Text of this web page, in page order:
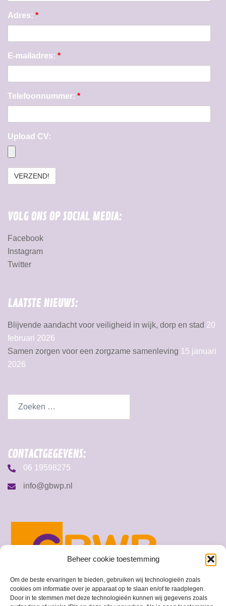
Beheer cookie toestemming
Om de beste ervaringen te bieden, gebruiken wij technologieën zoals
cookies om informatie over je apparaat op te slaan en/of te raadplegen.
Door in te stemmen met deze technologieën kunnen wij gegevens zoals
Adres: *
E-mailadres: *
Telefoonnummer: *
Upload CV:
VOLG ONS OP SOCIAL MEDIA:
Facebook
Instagram
Twitter
LAATSTE NIEUWS:
Blijvende aandacht voor veiligheid in wijk, dorp en stad 20
februari 2026
Samen zorgen voor een zorgzame samenleving 15 januari
2026
CONTACTGEGEVENS:
06 19598275
info@gbwp.nl